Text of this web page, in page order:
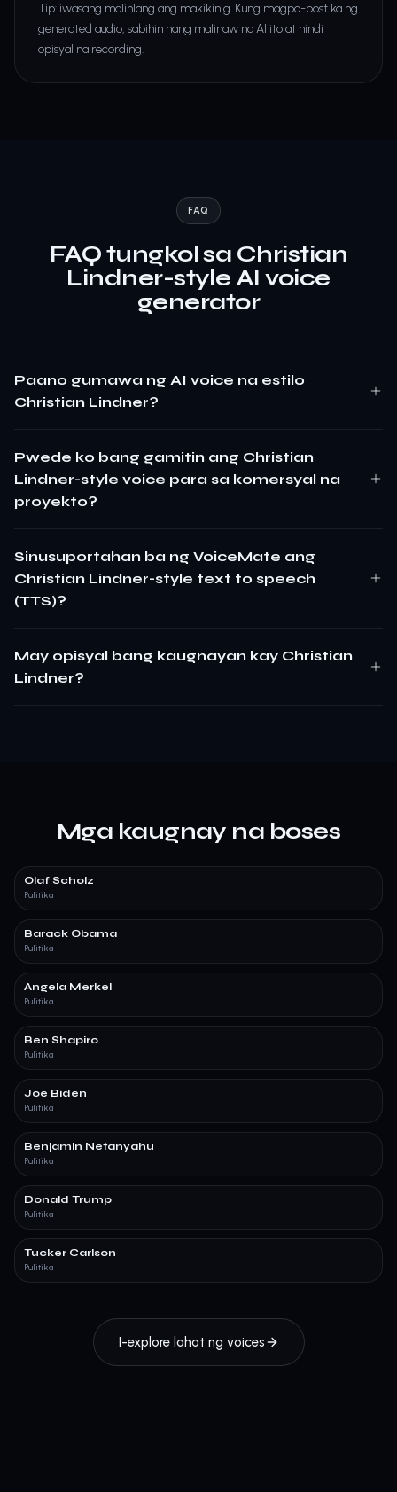
Tip: iwasang malinlang ang makikinig. Kung magpo-post ka ng
generated audio, sabihin nang malinaw na AI ito at hindi
opisyal na recording.
FAQ
FAQ tungkol sa Christian
Lindner-style AI voice
generator
Paano gumawa ng AI voice na estilo
Christian Lindner?
Pwede ko bang gamitin ang Christian
Lindner-style voice para sa komersyal na
proyekto?
Sinusuportahan ba ng VoiceMate ang
Christian Lindner-style text to speech
(TTS)?
May opisyal bang kaugnayan kay Christian
Lindner?
Mga kaugnay na boses
Olaf Scholz
Pulitika
Barack Obama
Pulitika
Angela Merkel
Pulitika
Ben Shapiro
Pulitika
Joe Biden
Pulitika
Benjamin Netanyahu
Pulitika
Donald Trump
Pulitika
Tucker Carlson
Pulitika
I-explore lahat ng voices